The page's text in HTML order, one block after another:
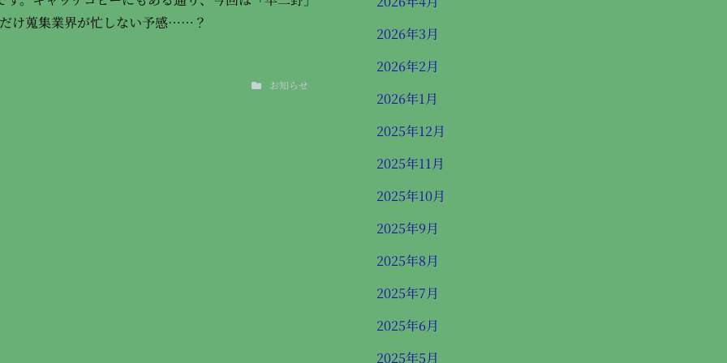
け蒐集業界が忙しない予感……？
お知らせ
2026年3月
2026年2月
2026年1月
2025年12月
2025年11月
2025年10月
2025年9月
2025年8月
2025年7月
2025年6月
2025年5月